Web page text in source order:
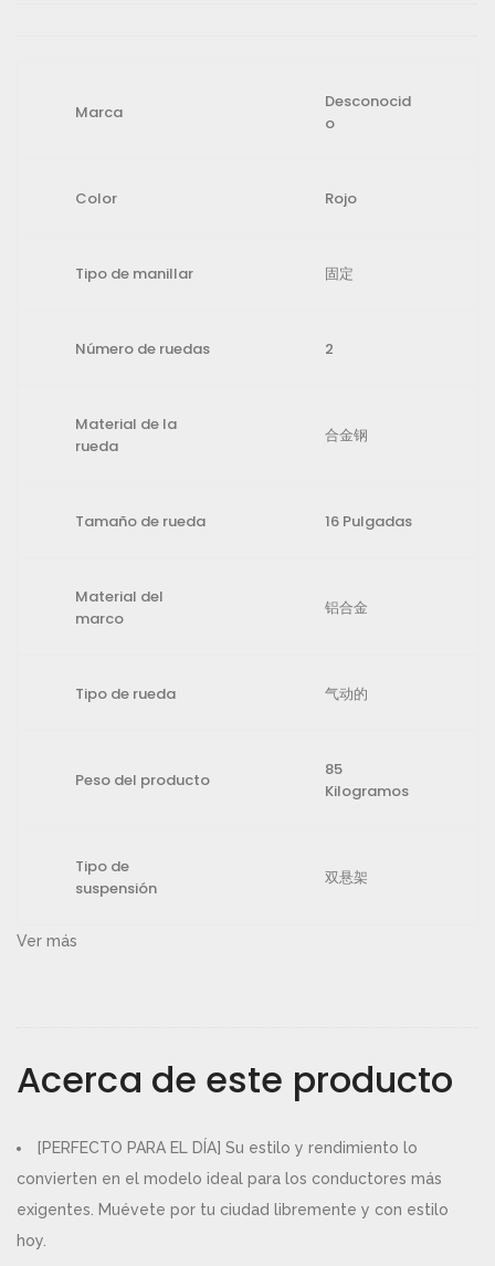
Marca
Desconocid
o
Color Rojo
Tipo de manillar 固定
Número de ruedas 2
Material de la
rueda
合金钢
Tamaño de rueda 16 Pulgadas
Material del
marco
铝合金
Tipo de rueda 气动的
Peso del producto
85
Kilogramos
Tipo de
suspensión
双悬架
Ver más
Acerca de este producto
[PERFECTO PARA EL DÍA] Su estilo y rendimiento lo
convierten en el modelo ideal para los conductores más
exigentes. Muévete por tu ciudad libremente y con estilo
hoy.